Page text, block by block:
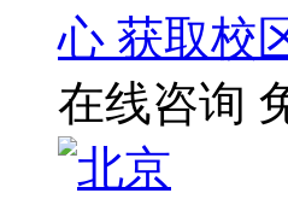
心 获取校
在线咨询